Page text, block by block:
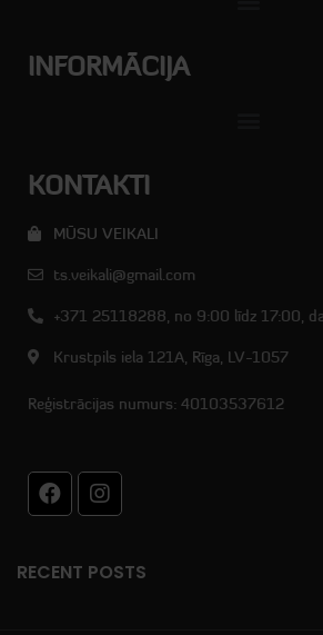
INFORMĀCIJA
KONTAKTI
MŪSU VEIKALI
ts.veikali@gmail.com
+371 25118288, no 9:00 līdz 17:00,
Krustpils iela 121A, Rīga, LV-1057
Reģistrācijas numurs: 40103537612
RECENT POSTS